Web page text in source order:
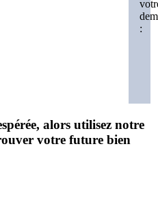
:
alors utilisez notre
votre future bien